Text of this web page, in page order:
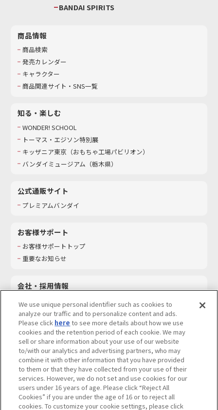
BANDAI SPIRITS
商品情報
商品検索
発売カレンダー
キャラクター
商品関連サイト・SNS一覧
知る・楽しむ
WONDER! SCHOOL
トーマス・エジソン特別展
キッザニア東京（おもちゃ工場パビリオン）​
バンダイミュージアム（栃木県）
公式通販サイト
プレミアムバンダイ
お客様サポート
お客様サポートトップ
重要なお知らせ
会社・採用情報
採用情報
サステナビリティ
お問い合わせ
ウェブサイトご利用条件 ソーシャルメディアポリシー
個人情報及び特定個人情報等の取り扱いに関する保護方針
We use unique personal identifier such as cookies to
analyze our traffic and to personalize content and ads.
Please click here to see more details about how we use
cookies and the retention period of each cookie. We may
sell or share information about your use of our website
to/with our analytics and advertising partners, who may
combine it with other information that you have provided
to them or that they have collected from your use of their
services. However, we do not set and use cookies for our
users under 16 years of age. Please click “Reject All
Cookies” if you are under the age of 16 or to reject all
cookies. To customize your cookie settings, please click